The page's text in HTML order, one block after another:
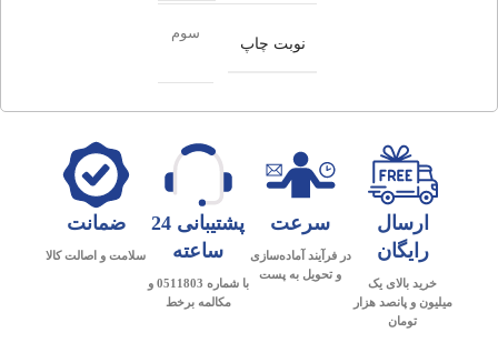
نوبت چاپ
سوم
ارسال
رایگان
خرید بالای یک
میلیون و پانصد هزار
تومان
سرعت
در فرآیند آماده‌سازی
و تحویل به پست
پشتیبانی 24
ساعته
با شماره 0511803 و
مکالمه برخط
ضمانت
سلامت و اصالت کالا